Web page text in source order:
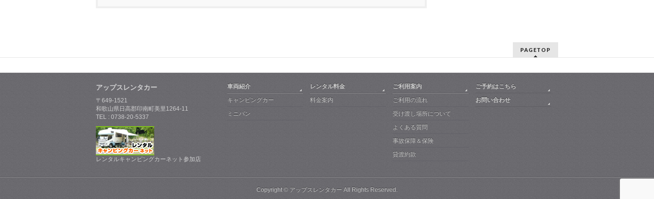
PAGETOP
アップスレンタカー
〒649-1521
和歌山県日高郡印南町美里1264-11
TEL : 0738-20-5337
レンタルキャンピングカーネット参加店
車両紹介
キャンピングカー
ミニバン
レンタル料金
料金案内
ご利用案内
ご利用の流れ
受け渡し場所について
よくある質問
事故保障＆保険
貸渡約款
ご予約はこちら
お問い合わせ
Copyright © アップスレンタカー All Rights Reserved.